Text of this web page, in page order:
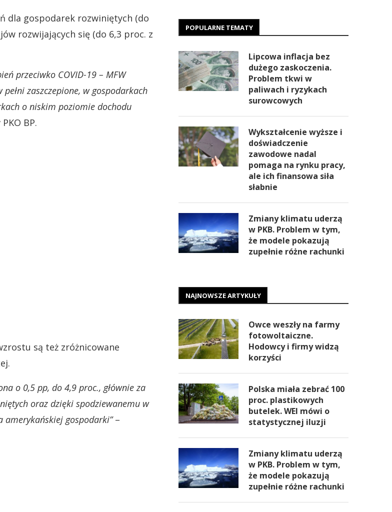
dla gospodarek rozwiniętych (do
rozwijających się (do 6,3 proc. z
przeciwko COVID-19 – MFW
zaszczepione, w gospodarkach
o niskim poziomie dochodu
BP.
są też zróżnicowane
o 0,5 pp, do 4,9 proc., głównie za
oraz dzięki spodziewanemu w
gospodarki”–
POPULARNE TEMATY
Lipcowa inflacja bez
dużego zaskoczenia.
Problem tkwi w
paliwach i ryzykach
surowcowych
Wykształcenie wyższe i
doświadczenie
zawodowe nadal
pomaga na rynku pracy,
ale ich finansowa siła
słabnie
Zmiany klimatu uderzą
w PKB. Problem w tym,
że modele pokazują
zupełnie różne rachunki
NAJNOWSZE ARTYKUŁY
Owce weszły na farmy
fotowoltaiczne.
Hodowcy i firmy widzą
korzyści
Polska miała zebrać 100
proc. plastikowych
butelek. WEI mówi o
statystycznej iluzji
Zmiany klimatu uderzą
w PKB. Problem w tym,
że modele pokazują
zupełnie różne rachunki